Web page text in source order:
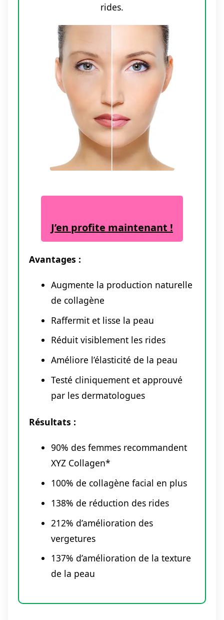
rides.
J’en profite maintenant !
Avantages :
Augmente la production naturelle
de collagène
Raffermit et lisse la peau
Réduit visiblement les rides
Améliore l’élasticité de la peau
Testé cliniquement et approuvé
par les dermatologues
Résultats :
90% des femmes recommandent
XYZ Collagen*
100% de collagène facial en plus
138% de réduction des rides
212% d’amélioration des
vergetures
137% d’amélioration de la texture
de la peau